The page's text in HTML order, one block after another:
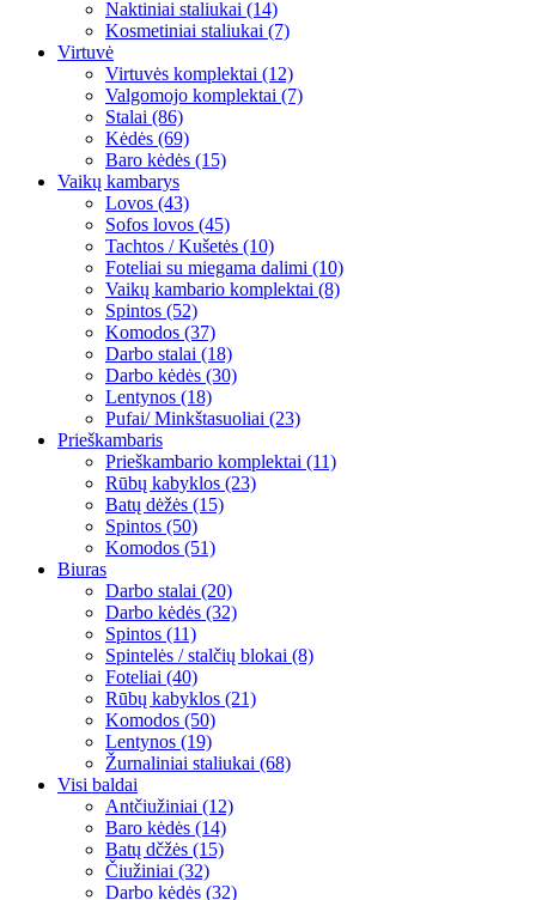
Naktiniai staliukai (14)
Kosmetiniai staliukai (7)
Virtuvė
Virtuvės komplektai (12)
Valgomojo komplektai (7)
Stalai (86)
Kėdės (69)
Baro kėdės (15)
Vaikų kambarys
Lovos (43)
Sofos lovos (45)
Tachtos / Kušetės (10)
Foteliai su miegama dalimi (10)
Vaikų kambario komplektai (8)
Spintos (52)
Komodos (37)
Darbo stalai (18)
Darbo kėdės (30)
Lentynos (18)
Pufai/ Minkštasuoliai (23)
Prieškambaris
Prieškambario komplektai (11)
Rūbų kabyklos (23)
Batų dėžės (15)
Spintos (50)
Komodos (51)
Biuras
Darbo stalai (20)
Darbo kėdės (32)
Spintos (11)
Spintelės / stalčių blokai (8)
Foteliai (40)
Rūbų kabyklos (21)
Komodos (50)
Lentynos (19)
Žurnaliniai staliukai (68)
Visi baldai
Antčiužiniai (12)
Baro kėdės (14)
Batų dčžės (15)
Čiužiniai (32)
Darbo kėdės (32)